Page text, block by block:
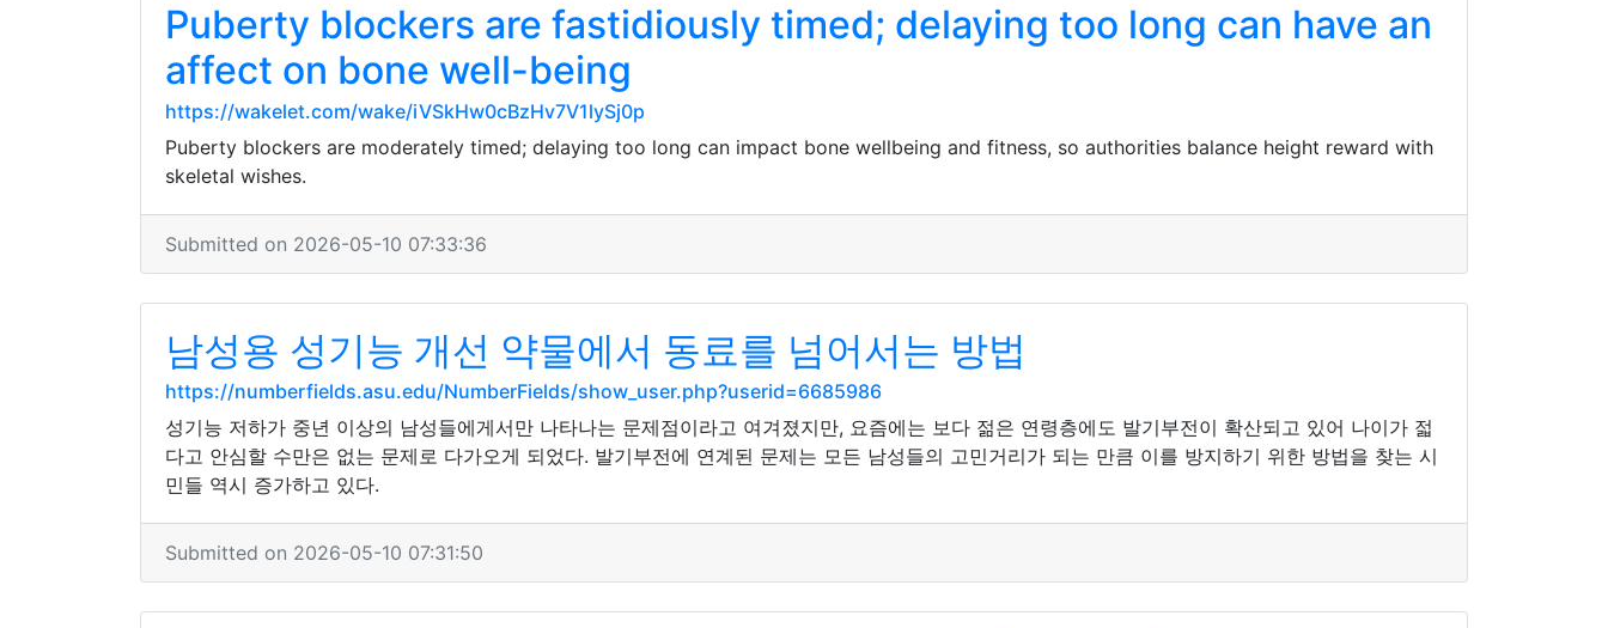
Puberty blockers are fastidiously timed; delaying too long can have an
affect on bone well-being
https://wakelet.com/wake/iVSkHw0cBzHv7V1lySj0p
Puberty blockers are moderately timed; delaying too long can impact bone wellbeing and fitness, so authorities balance height reward with
skeletal wishes.
Submitted on 2026-05-10 07:33:36
남성용 성기능 개선 약물에서 동료를 넘어서는 방법
https://numberfields.asu.edu/NumberFields/show_user.php?userid=6685986
성기능 저하가 중년 이상의 남성들에게서만 나타나는 문제점이라고 여겨졌지만, 요즘에는 보다 젊은 연령층에도 발기부전이 확산되고 있어 나이가 젋
다고 안심할 수만은 없는 문제로 다가오게 되었다. 발기부전에 연계된 문제는 모든 남성들의 고민거리가 되는 만큼 이를 방지하기 위한 방법을 찾는 시
민들 역시 증가하고 있다.
Submitted on 2026-05-10 07:31:50